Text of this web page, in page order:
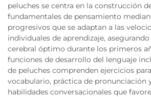
peluches se centra en la construcción
fundamentales de pensamiento
progresivos que se adaptan a las
individuales de aprendizaje,
cerebral óptimo durante los primeros
funciones de desarrollo del lenguaje
de peluches comprenden ejercicios
vocabulario, práctica de pronunciación
habilidades conversacionales que